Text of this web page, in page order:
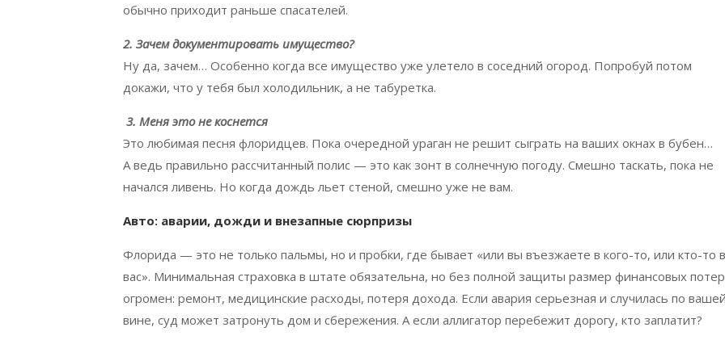
обычно приходит раньше спасателей.
2. Зачем документировать имущество?
Ну да, зачем… Особенно когда все имущество уже улетело в соседний огород. Попробуй потом
докажи, что у тебя был холодильник, а не табуретка.
3. Меня это не коснется
Это любимая песня флоридцев. Пока очередной ураган не решит сыграть на ваших окнах в бубен…
А ведь правильно рассчитанный полис — это как зонт в солнечную погоду. Смешно таскать, пока не
начался ливень. Но когда дождь льет стеной, смешно уже не вам.
Авто: аварии, дожди и внезапные сюрпризы
Флорида — это не только пальмы, но и пробки, где бывает «или вы въезжаете в кого-то, или кто-то в
вас». Минимальная страховка в штате обязательна, но без полной защиты размер финансовых
огромен: ремонт, медицинские расходы, потеря дохода. Если авария серьезная и случилась по
вине, суд может затронуть дом и сбережения. А если аллигатор перебежит дорогу, кто заплатит?